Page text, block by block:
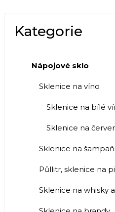
Kategorie
Nápojové sklo
Sklenice na víno
Sklenice na bílé
Sklenice na
Sklenice na
Půllitr, sklenice na
Sklenice na whisky